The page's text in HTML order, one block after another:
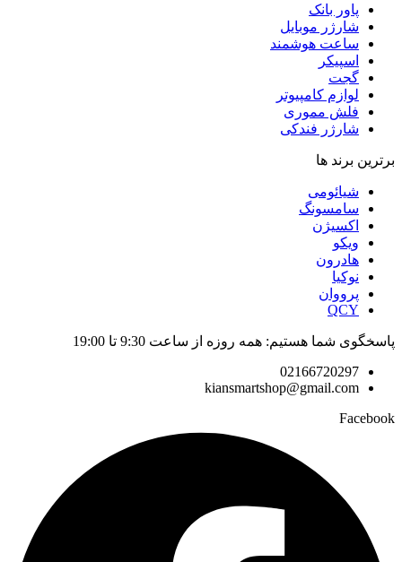
پاور بانک
شارژر موبایل
ساعت هوشمند
اسپیکر
گجت
لوازم کامپیوتر
فلش مموری
شارژر فندکی
برترین برند ها
شیائومی
سامسونگ
اکسیژن
ویکو
هادرون
نوکیا
پرووان
QCY
پاسخگوی شما هستیم: همه روزه از ساعت 9:30 تا 19:00
02166720297
kiansmartshop@gmail.com
Facebook